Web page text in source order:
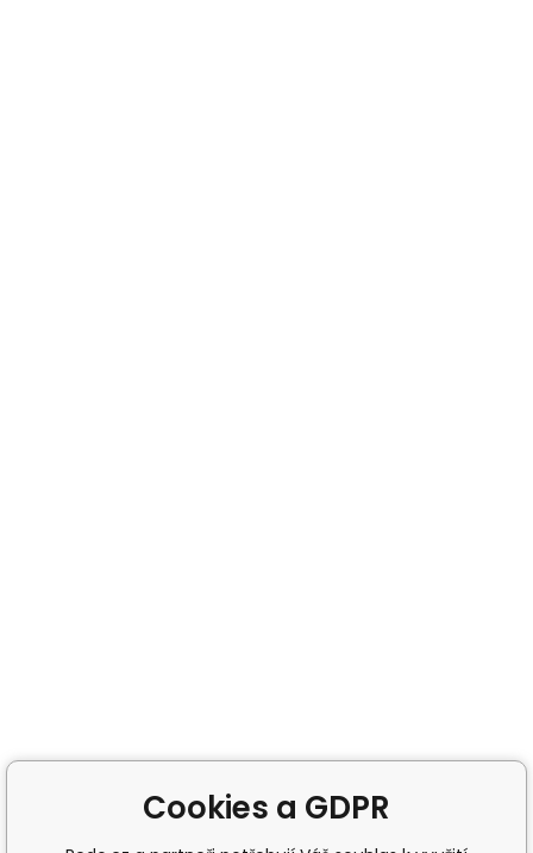
Cookies a GDPR